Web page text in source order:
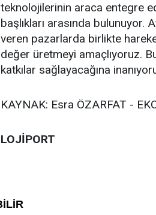
teknolojilerinin araca entegre
başlıkları arasında bulunuyor.
veren pazarlarda birlikte
değer üretmeyi amaçlıyoruz.
katkılar sağlayacağına
KAYNAK: Esra ÖZARFAT -
LOJİPORT